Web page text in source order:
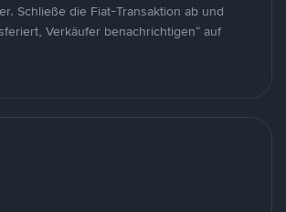
Schließe die Fiat-Transaktion ab und
Verkäufer benachrichtigen“ auf